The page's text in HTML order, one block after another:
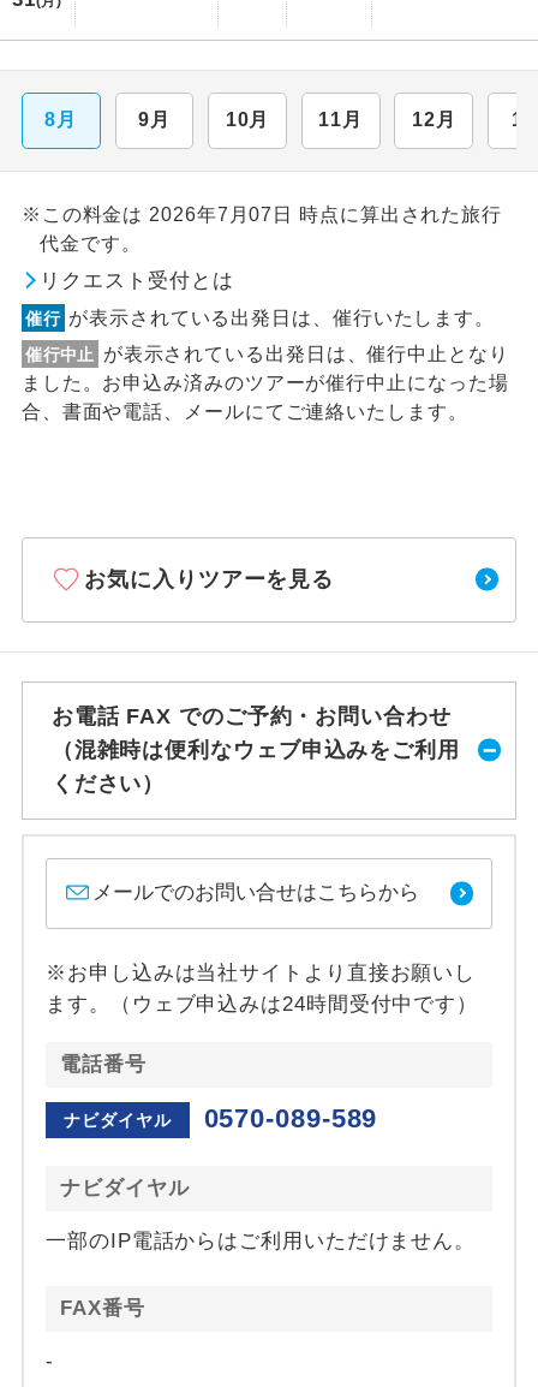
8月 9月 10月 11月 12月 1
※この料金は 2026年7月07日 時点に算出された旅行
代金です。
リクエスト受付とは
催行 が表示されている出発日は、催行いたします。
催行中止
が表示されている出発日は、催行中止となり
ました。お申込み済みのツアーが催行中止になった場
合、書面や電話、メールにてご連絡いたします。
お気に入りツアーを見る
お電話 FAX でのご予約・お問い合わせ
（混雑時は便利なウェブ申込みをご利用
ください）
メールでのお問い合せはこちらから
※お申し込みは当社サイトより直接お願いし
ます。（ウェブ申込みは24時間受付中です）
電話番号
ナビダイヤル 0570-089-589
ナビダイヤル
一部のIP電話からはご利用いただけません。
FAX番号
-